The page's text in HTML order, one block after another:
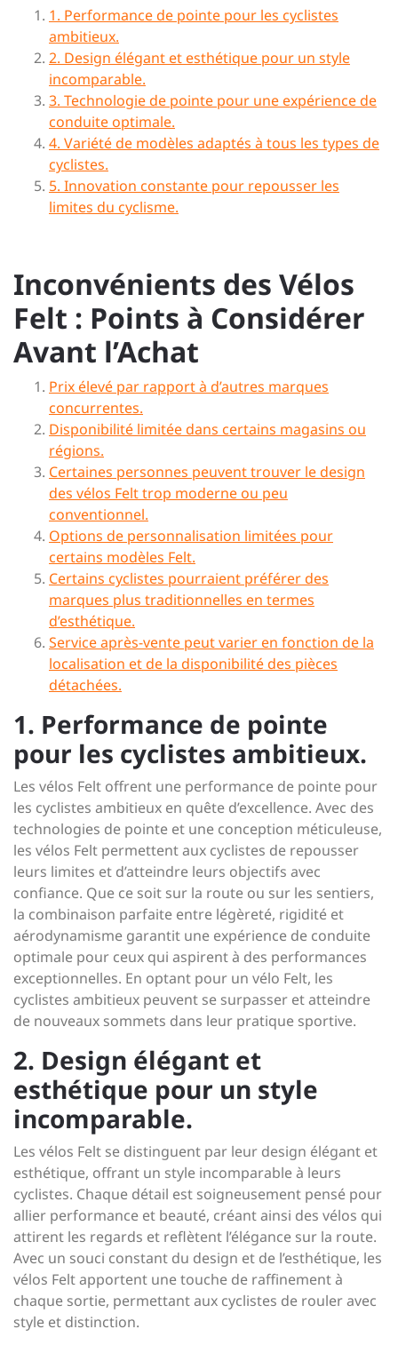
1. Performance de pointe pour les cyclistes
ambitieux.
2. Design élégant et esthétique pour un style
incomparable.
3. Technologie de pointe pour une expérience de
conduite optimale.
4. Variété de modèles adaptés à tous les types de
cyclistes.
5. Innovation constante pour repousser les
limites du cyclisme.
Inconvénients des Vélos
Felt : Points à Considérer
Avant l’Achat
Prix élevé par rapport à d’autres marques
concurrentes.
Disponibilité limitée dans certains magasins ou
régions.
Certaines personnes peuvent trouver le design
des vélos Felt trop moderne ou peu
conventionnel.
Options de personnalisation limitées pour
certains modèles Felt.
Certains cyclistes pourraient préférer des
marques plus traditionnelles en termes
d’esthétique.
Service après-vente peut varier en fonction de la
localisation et de la disponibilité des pièces
détachées.
1. Performance de pointe
pour les cyclistes ambitieux.
Les vélos Felt offrent une performance de pointe pour
les cyclistes ambitieux en quête d’excellence. Avec des
technologies de pointe et une conception méticuleuse,
les vélos Felt permettent aux cyclistes de repousser
leurs limites et d’atteindre leurs objectifs avec
confiance. Que ce soit sur la route ou sur les sentiers,
la combinaison parfaite entre légèreté, rigidité et
aérodynamisme garantit une expérience de conduite
optimale pour ceux qui aspirent à des performances
exceptionnelles. En optant pour un vélo Felt, les
cyclistes ambitieux peuvent se surpasser et atteindre
de nouveaux sommets dans leur pratique sportive.
2. Design élégant et
esthétique pour un style
incomparable.
Les vélos Felt se distinguent par leur design élégant et
esthétique, offrant un style incomparable à leurs
cyclistes. Chaque détail est soigneusement pensé pour
allier performance et beauté, créant ainsi des vélos qui
attirent les regards et reflètent l’élégance sur la route.
Avec un souci constant du design et de l’esthétique, les
vélos Felt apportent une touche de raffinement à
chaque sortie, permettant aux cyclistes de rouler avec
style et distinction.